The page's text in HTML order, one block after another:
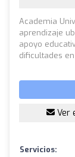
Academia
aprendizaje
apoyo
dificultades
Ver
Servicios: